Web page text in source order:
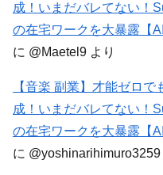
成！いまだバレてない！
の在宅ワークを大暴露【
に @Maetel9 より
【音楽 副業】才能ゼロ
成！いまだバレてない！
の在宅ワークを大暴露【
に @yoshinarihimuro3259